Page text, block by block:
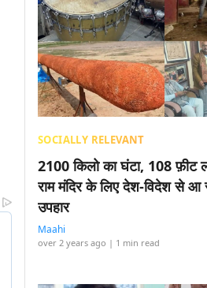
SOCIALLY RELEVANT
2100 किलो का घंटा, 108 फ़ीट
राम मंदिर के लिए देश-विदेश से आ
उपहार
Maahi
over 2 years ago | 1 min read